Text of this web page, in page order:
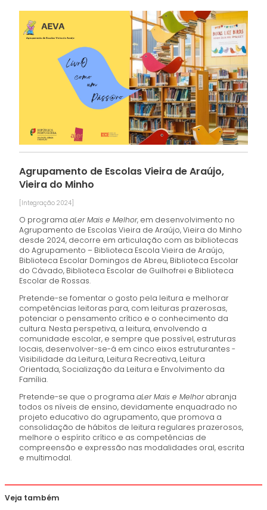
Agrupamento de Escolas Vieira de Araújo,
Vieira do Minho
[Integração 2024]
O programaaLer Mais e Melhor, em desenvolvimento no
Agrupamento de Escolas Vieira de Araújo, Vieira do Minho
desde 2024, decorre em articulação com as bibliotecas
do Agrupamento – Biblioteca Escola Vieira de Araújo,
Biblioteca Escolar Domingos de Abreu, Biblioteca Escolar
do Cávado, Biblioteca Escolar de Guilhofrei e Biblioteca
Escolar de Rossas.
Pretende-se fomentar o gosto pela leitura e melhorar
competências leitoras para, com leituras prazerosas,
potenciar o pensamento crítico e o conhecimento da
cultura. Nesta perspetiva, a leitura, envolvendo a
comunidade escolar, e sempre que possível, estruturas
locais, desenvolver-se-á em cinco eixos estruturantes -
Visibilidade da Leitura, Leitura Recreativa, Leitura
Orientada, Socialização da Leitura e Envolvimento da
Família.
Pretende-se que o programaaLer Mais e Melhorabranja
todos os níveis de ensino, devidamente enquadrado no
projeto educativo do agrupamento, que promova a
consolidação de hábitos de leitura regulares prazerosos,
melhore o espírito crítico e as competências de
compreensão e expressão nas modalidades oral, escrita
e multimodal.
Veja também